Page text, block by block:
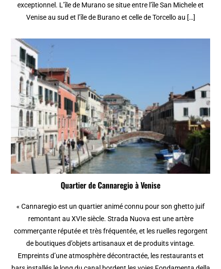
exceptionnel. L’île de Murano se situe entre l’île San Michele et
Venise au sud et l’île de Burano et celle de Torcello au […]
Quartier de Cannaregio à Venise
« Cannaregio est un quartier animé connu pour son ghetto juif
remontant au XVIe siècle. Strada Nuova est une artère
commerçante réputée et très fréquentée, et les ruelles regorgent
de boutiques d’objets artisanaux et de produits vintage.
Empreints d’une atmosphère décontractée, les restaurants et